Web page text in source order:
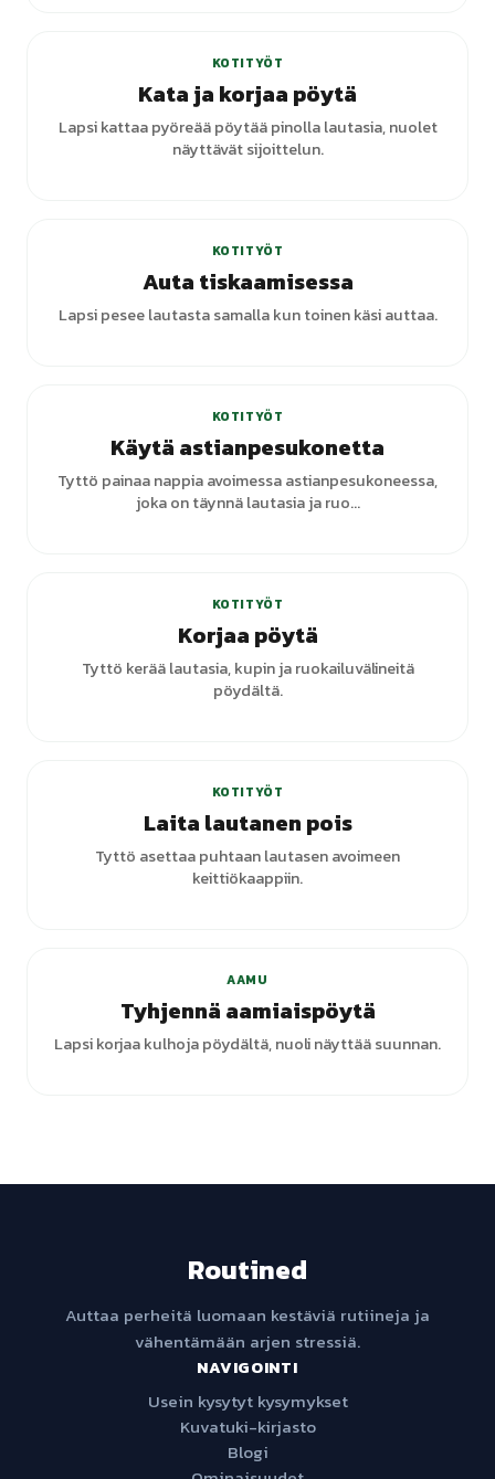
KOTITYÖT
Kata ja korjaa pöytä
Lapsi kattaa pyöreää pöytää pinolla lautasia, nuolet
näyttävät sijoittelun.
KOTITYÖT
Auta tiskaamisessa
Lapsi pesee lautasta samalla kun toinen käsi auttaa.
KOTITYÖT
Käytä astianpesukonetta
Tyttö painaa nappia avoimessa astianpesukoneessa,
joka on täynnä lautasia ja ruo...
KOTITYÖT
Korjaa pöytä
Tyttö kerää lautasia, kupin ja ruokailuvälineitä
pöydältä.
KOTITYÖT
Laita lautanen pois
Tyttö asettaa puhtaan lautasen avoimeen
keittiökaappiin.
AAMU
Tyhjennä aamiaispöytä
Lapsi korjaa kulhoja pöydältä, nuoli näyttää suunnan.
Routined
Auttaa perheitä luomaan kestäviä rutiineja ja
vähentämään arjen stressiä.
NAVIGOINTI
Usein kysytyt kysymykset
Kuvatuki-kirjasto
Blogi